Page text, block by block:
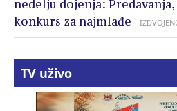
nedelju dojenja:
konkurs za najmlađe
TV uživo